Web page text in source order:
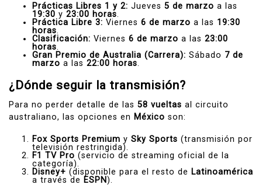
Prácticas Libres 1 y 2: Jueves 5 de marzo a las
19:30 y 23:00 horas.
Práctica Libre 3: Viernes 6 de marzo a las 19:30
horas.
Clasificación: Viernes 6 de marzo a las 23:00
horas.
Gran Premio de Australia (Carrera): Sábado 7 de
marzo a las 22:00 horas.
¿Dónde seguir la transmisión?
Para no perder detalle de las 58 vueltas al circuito
australiano, las opciones en México son:
Fox Sports Premium y Sky Sports (transmisión por
televisión restringida).
F1 TV Pro (servicio de streaming oficial de la
categoría).
Disney+ (disponible para el resto de Latinoamérica
a través de ESPN).